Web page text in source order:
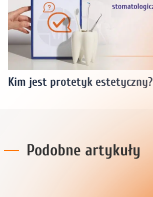
Kim jest protetyk estetyczny?
Podobne artykuły